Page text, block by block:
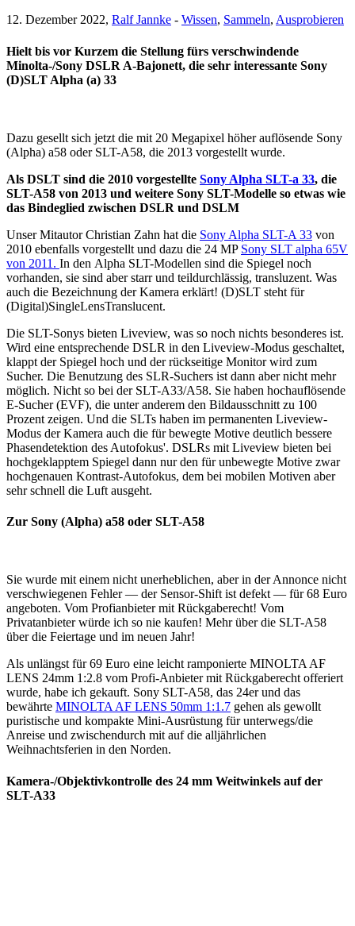
12. Dezember 2022, Ralf Jannke - Wissen, Sammeln, Ausprobieren
Hielt bis vor Kurzem die Stellung fürs verschwindende
Minolta-/Sony DSLR A-Bajonett, die sehr interessante Sony
(D)SLT Alpha (a) 33
Dazu gesellt sich jetzt die mit 20 Megapixel höher auflösende Sony
(Alpha) a58 oder SLT-A58, die 2013 vorgestellt wurde.
Als DSLT sind die 2010 vorgestellte Sony Alpha SLT-a 33, die
SLT-A58 von 2013 und weitere Sony SLT-Modelle so etwas wie
das Bindeglied zwischen DSLR und DSLM
Unser Mitautor Christian Zahn hat die Sony Alpha SLT-A 33 von
2010 ebenfalls vorgestellt und dazu die 24 MP Sony SLT alpha 65V
von 2011. In den Alpha SLT-Modellen sind die Spiegel noch
vorhanden, sie sind aber starr und teildurchlässig, transluzent. Was
auch die Bezeichnung der Kamera erklärt! (D)SLT steht für
(Digital)SingleLensTranslucent.
Die SLT-Sonys bieten Liveview, was so noch nichts besonderes ist.
Wird eine entsprechende DSLR in den Liveview-Modus geschaltet,
klappt der Spiegel hoch und der rückseitige Monitor wird zum
Sucher. Die Benutzung des SLR-Suchers ist dann aber nicht mehr
möglich. Nicht so bei der SLT-A33/A58. Sie haben hochauflösende
E-Sucher (EVF), die unter anderem den Bildausschnitt zu 100
Prozent zeigen. Und die SLTs haben im permanenten Liveview-
Modus der Kamera auch die für bewegte Motive deutlich bessere
Phasendetektion des Autofokus'. DSLRs mit Liveview bieten bei
hochgeklapptem Spiegel dann nur den für unbewegte Motive zwar
hochgenauen Kontrast-Autofokus, dem bei mobilen Motiven aber
sehr schnell die Luft ausgeht.
Zur Sony (Alpha) a58 oder SLT-A58
Sie wurde mit einem nicht unerheblichen, aber in der Annonce nicht
verschwiegenen Fehler — der Sensor-Shift ist defekt — für 68 Euro
angeboten. Vom Profianbieter mit Rückgaberecht! Vom
Privatanbieter würde ich so nie kaufen! Mehr über die SLT-A58
über die Feiertage und im neuen Jahr!
Als unlängst für 69 Euro eine leicht ramponierte MINOLTA AF
LENS 24mm 1:2.8 vom Profi-Anbieter mit Rückgaberecht offeriert
wurde, habe ich gekauft. Sony SLT-A58, das 24er und das
bewährte MINOLTA AF LENS 50mm 1:1.7 gehen als gewollt
puristische und kompakte Mini-Ausrüstung für unterwegs/die
Anreise und zwischendurch mit auf die alljährlichen
Weihnachtsferien in den Norden.
Kamera-/Objektivkontrolle des 24 mm Weitwinkels auf der
SLT-A33